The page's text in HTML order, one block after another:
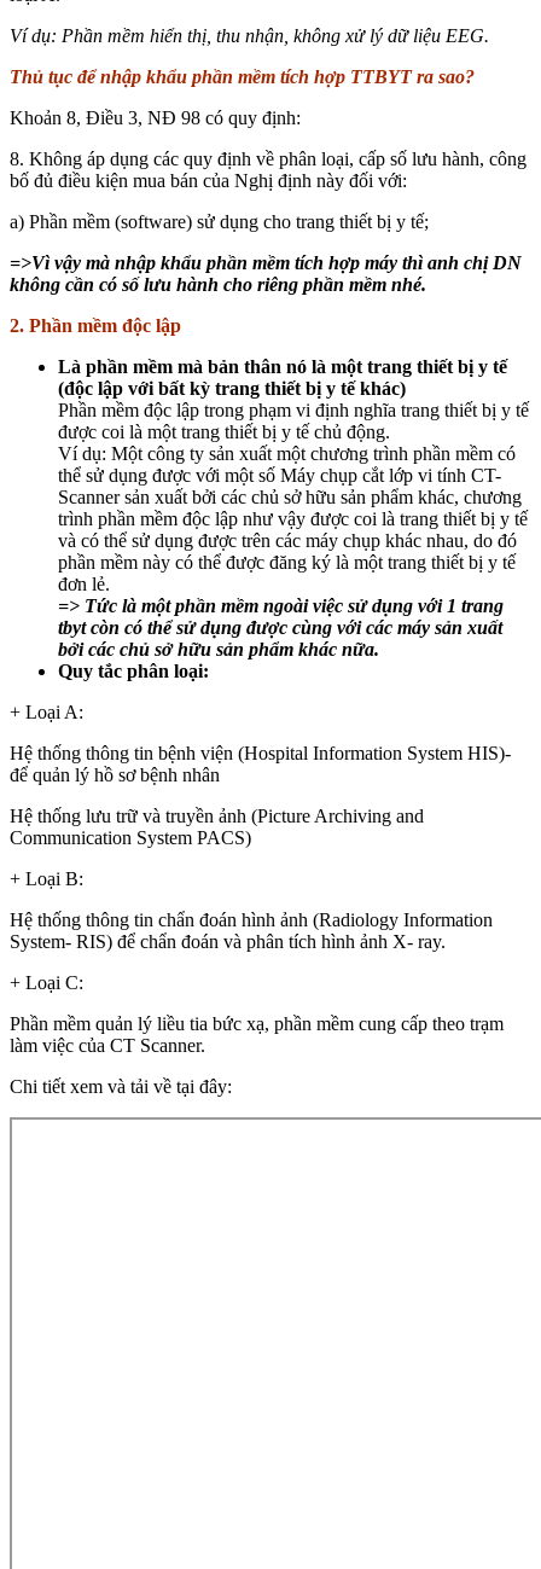
Ví dụ: Phần mềm hiển thị, thu nhận, không xử lý dữ liệu EEG.
Thủ tục để nhập khẩu phần mềm tích hợp TTBYT ra sao?
Khoản 8, Điều 3, NĐ 98 có quy định:
8. Không áp dụng các quy định về phân loại, cấp số lưu hành, công
bố đủ điều kiện mua bán của Nghị định này đối với:
a) Phần mềm (software) sử dụng cho trang thiết bị y tế;
=>Vì vậy mà nhập khẩu phần mềm tích hợp máy thì anh chị DN
không cần có số lưu hành cho riêng phần mềm nhé.
2. Phần mềm độc lập
Là phần mềm mà bản thân nó là một trang thiết bị y tế
(độc lập với bất kỳ trang thiết bị y tế khác)
Phần mềm độc lập trong phạm vi định nghĩa trang thiết bị y tế
được coi là một trang thiết bị y tế chủ động.
Ví dụ: Một công ty sản xuất một chương trình phần mềm có
thể sử dụng được với một số Máy chụp cắt lớp vi tính CT-
Scanner sản xuất bởi các chủ sở hữu sản phẩm khác, chương
trình phần mềm độc lập như vậy được coi là trang thiết bị y tế
và có thể sử dụng được trên các máy chụp khác nhau, do đó
phần mềm này có thể được đăng ký là một trang thiết bị y tế
đơn lẻ.
=> Tức là một phần mềm ngoài việc sử dụng với 1 trang
tbyt còn có thể sử dụng được cùng với các máy sản xuất
bởi các chủ sở hữu sản phẩm khác nữa.
Quy tắc phân loại:
+ Loại A:
Hệ thống thông tin bệnh viện (Hospital Information System HIS)-
để quản lý hồ sơ bệnh nhân
Hệ thống lưu trữ và truyền ảnh (Picture Archiving and
Communication System PACS)
+ Loại B:
Hệ thống thông tin chẩn đoán hình ảnh (Radiology Information
System- RIS) để chẩn đoán và phân tích hình ảnh X- ray.
+ Loại C:
Phần mềm quản lý liều tia bức xạ, phần mềm cung cấp theo trạm
làm việc của CT Scanner.
Chi tiết xem và tải về tại đây: